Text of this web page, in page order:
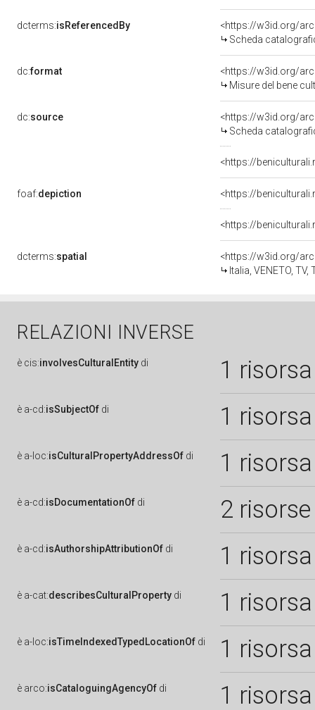
dcterms:isReferencedBy
<https://w3id.org/
Scheda
dc:format
<https://w3id.org/
Misure del bene
dc:source
<https://w3id.org/
Scheda
foaf:depiction
dcterms:spatial
<https://w3id.org/
Italia, VENETO, TV,
RELAZIONI INVERSE
è cis:involvesCulturalEntity di 1 risorsa
è a-cd:isSubjectOf di 1 risorsa
è a-loc:isCulturalPropertyAddressOf di 1 risorsa
è a-cd:isDocumentationOf di 2 risorse
è a-cd:isAuthorshipAttributionOf di 1 risorsa
è a-cat:describesCulturalProperty di 1 risorsa
è a-loc:isTimeIndexedTypedLocationOf di 1 risorsa
è arco:isCataloguingAgencyOf di 1 risorsa